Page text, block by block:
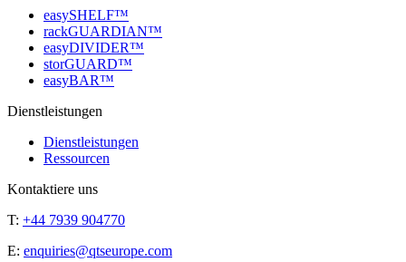
easySHELF™
rackGUARDIAN™
easyDIVIDER™
storGUARD™
easyBAR™
Dienstleistungen
Dienstleistungen
Ressourcen
Kontaktiere uns
T: +44 7939 904770
E: enquiries@qtseurope.com